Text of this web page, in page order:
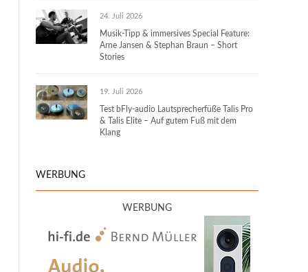
24. Juli 2026
Musik-Tipp & immersives Special Feature:
Arne Jansen & Stephan Braun – Short
Stories
19. Juli 2026
Test bFly-audio Lautsprecherfüße Talis Pro
& Talis Elite – Auf gutem Fuß mit dem
Klang
WERBUNG
WERBUNG